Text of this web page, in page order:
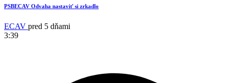
PSBECAV Odvaha nastaviť si zrkadlo
ECAV pred 5 dňami
3:39